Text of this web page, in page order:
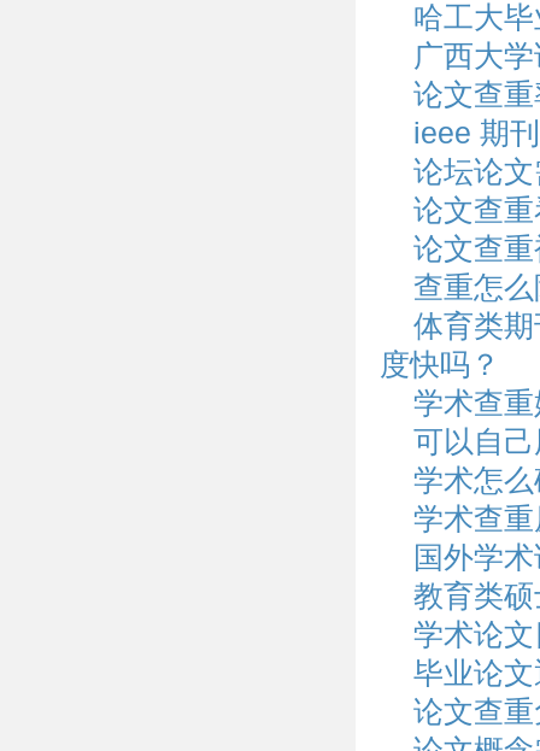
哈工大
广西大
论文查
ieee 期
论坛论
论文查
论文查
查重怎
体育类
度快吗？
学术查
可以自
学术怎
学术查
国外学
教育类
学术论
毕业论
论文查